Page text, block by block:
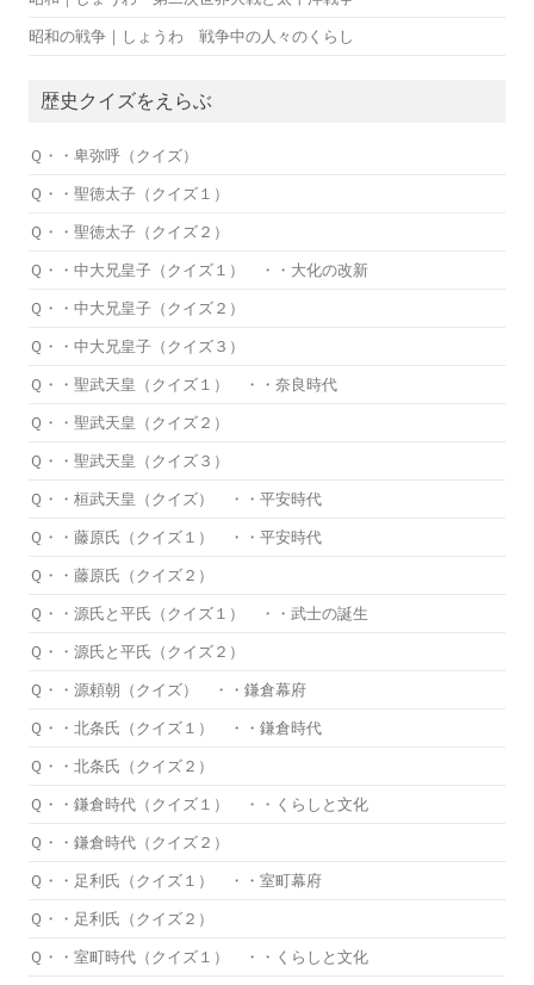
昭和の戦争｜しょうわ 戦争中の人々のくらし
歴史クイズをえらぶ
Ｑ・・卑弥呼（クイズ）
Ｑ・・聖徳太子（クイズ１）
Ｑ・・聖徳太子（クイズ２）
Ｑ・・中大兄皇子（クイズ１） ・・大化の改新
Ｑ・・中大兄皇子（クイズ２）
Ｑ・・中大兄皇子（クイズ３）
Ｑ・・聖武天皇（クイズ１） ・・奈良時代
Ｑ・・聖武天皇（クイズ２）
Ｑ・・聖武天皇（クイズ３）
Ｑ・・桓武天皇（クイズ） ・・平安時代
Ｑ・・藤原氏（クイズ１） ・・平安時代
Ｑ・・藤原氏（クイズ２）
Ｑ・・源氏と平氏（クイズ１） ・・武士の誕生
Ｑ・・源氏と平氏（クイズ２）
Ｑ・・源頼朝（クイズ） ・・鎌倉幕府
Ｑ・・北条氏（クイズ１） ・・鎌倉時代
Ｑ・・北条氏（クイズ２）
Ｑ・・鎌倉時代（クイズ１） ・・くらしと文化
Ｑ・・鎌倉時代（クイズ２）
Ｑ・・足利氏（クイズ１） ・・室町幕府
Ｑ・・足利氏（クイズ２）
Ｑ・・室町時代（クイズ１） ・・くらしと文化